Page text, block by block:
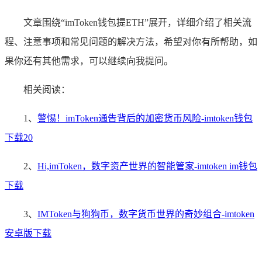
文章围绕“imToken钱包提ETH”展开，详细介绍了相关流
程、注意事项和常见问题的解决方法，希望对你有所帮助，如
果你还有其他需求，可以继续向我提问。
相关阅读：
1、 警惕！imToken通告背后的加密货币风险-imtoken钱包
下载20
2、 Hi,imToken，数字资产世界的智能管家-imtoken im钱包
下载
3、 IMToken与狗狗币，数字货币世界的奇妙组合-imtoken
安卓版下载